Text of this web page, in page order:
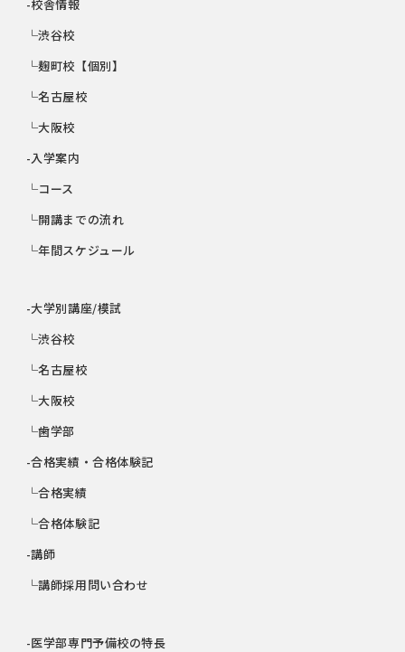
-校舎情報
└渋谷校
└麹町校【個別】
└名古屋校
└大阪校
-入学案内
└コース
└開講までの流れ
└年間スケジュール
-大学別講座/模試
└渋谷校
└名古屋校
└大阪校
└歯学部
-合格実績・合格体験記
└合格実績
└合格体験記
-講師
└講師採用問い合わせ
-医学部専門予備校の特長